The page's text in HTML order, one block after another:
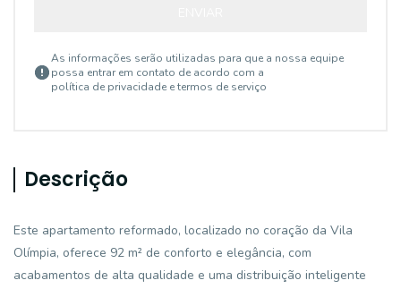
As informações serão utilizadas para que a nossa equipe
possa entrar em contato de acordo com a
política de privacidade e termos de serviço
Descrição
Este apartamento reformado, localizado no coração da Vila
Olímpia, oferece 92 m² de conforto e elegância, com
acabamentos de alta qualidade e uma distribuição inteligente